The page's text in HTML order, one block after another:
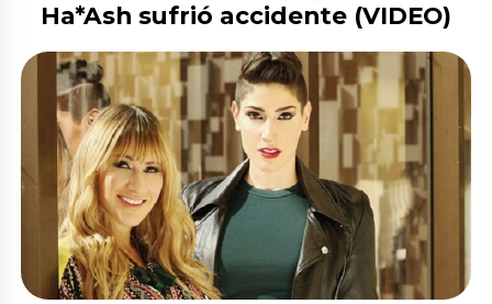
Ha*Ash sufrió accidente (VIDEO)